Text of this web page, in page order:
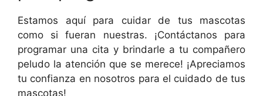
Estamos aquí para cuidar de tus mascotas
como si fueran nuestras. ¡Contáctanos para
programar una cita y brindarle a tu compañero
peludo la atención que se merece! ¡Apreciamos
tu confianza en nosotros para el cuidado de tus
mascotas!